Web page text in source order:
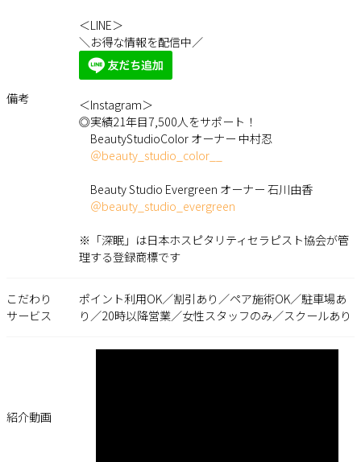
備考
＜LINE＞
＼お得な情報を配信中／
＜Instagram＞
◎実績21年目7,500人をサポート！
BeautyStudioColor オーナー 中村忍
＠beauty_studio_color__
Beauty Studio Evergreen オーナー 石川由香
＠beauty_studio_evergreen
※「深眠」は日本ホスピタリティセラピスト協会が管
理する登録商標です
こだわり
サービス
ポイント利用OK／割引あり／ペア施術OK／駐車場あ
り／20時以降営業／女性スタッフのみ／スクールあり
紹介動画